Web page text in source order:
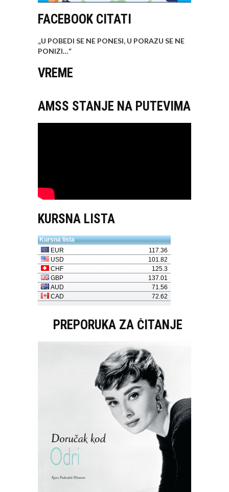
FACEBOOK CITATI
„U POBEDI SE NE PONESI, U PORAZU SE NE
PONIZI…“
VREME
AMSS STANJE NA PUTEVIMA
KURSNA LISTA
PREPORUKA ZA ČITANJE